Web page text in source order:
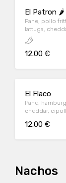
El Patron 🌶️
Pane, pollo
lattuga,
12.00 €
El Flaco
Pane,
cheddar,
12.00 €
Nachos